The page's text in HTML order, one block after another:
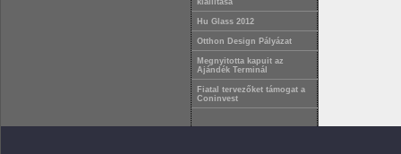
kiállítása
Hu Glass 2012
Otthon Design Pályázat
Megnyitotta kapuit az
Ajándék Terminál
Fiatal tervezőket támogat a
Coninvest